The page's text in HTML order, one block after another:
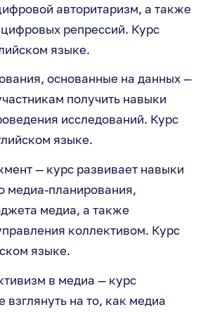
авторитаризм, а также
репрессий. Курс
языке.
основанные на данных —
получить навыки
исследований. Курс
языке.
— курс развивает навыки
медиа-планирования,
медиа, а также
коллективом. Курс
языке.
в медиа — курс
взглянуть на то, как медиа